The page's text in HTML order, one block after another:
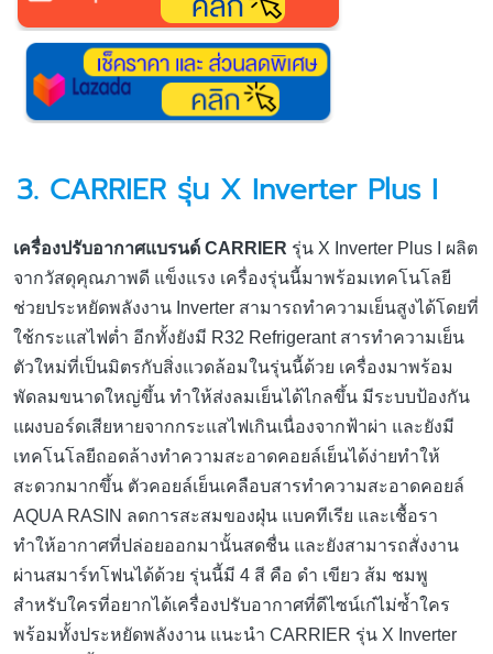
3. CARRIER รุ่น X Inverter Plus I
เครื่องปรับอากาศแบรนด์ CARRIER รุ่น X Inverter Plus I ผลิต
จากวัสดุคุณภาพดี แข็งแรง เครื่องรุ่นนี้มาพร้อมเทคโนโลยี
ช่วยประหยัดพลังงาน Inverter สามารถทำความเย็นสูงได้โดยที่
ใช้กระแสไฟต่ำ อีกทั้งยังมี R32 Refrigerant สารทำความเย็น
ตัวใหม่ที่เป็นมิตรกับสิ่งแวดล้อมในรุ่นนี้ด้วย เครื่องมาพร้อม
พัดลมขนาดใหญ่ขึ้น ทำให้ส่งลมเย็นได้ไกลขึ้น มีระบบป้องกัน
แผงบอร์ดเสียหายจากกระแสไฟเกินเนื่องจากฟ้าผ่า และยังมี
เทคโนโลยีถอดล้างทำความสะอาดคอยล์เย็นได้ง่ายทำให้
สะดวกมากขึ้น ตัวคอยล์เย็นเคลือบสารทำความสะอาดคอยล์
AQUA RASIN ลดการสะสมของฝุ่น แบคทีเรีย และเชื้อรา
ทำให้อากาศที่ปล่อยออกมานั้นสดชื่น และยังสามารถสั่งงาน
ผ่านสมาร์ทโฟนได้ด้วย รุ่นนี้มี 4 สี คือ ดำ เขียว ส้ม ชมพู
สำหรับใครที่อยากได้เครื่องปรับอากาศที่ดีไซน์เก๋ไม่ซ้ำใคร
พร้อมทั้งประหยัดพลังงาน แนะนำ CARRIER รุ่น X Inverter